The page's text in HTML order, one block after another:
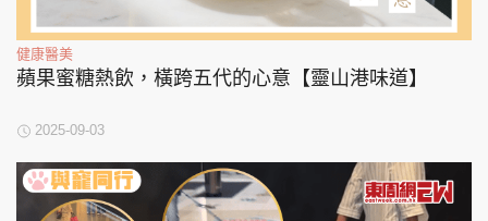
健康醫美
蘋果蜜糖熱飲，橫跨五代的心意【靈山港味道】
2025-09-03